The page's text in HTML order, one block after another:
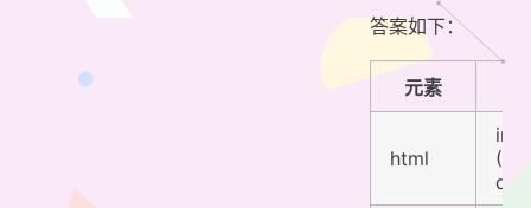
答案如下：
元素
html